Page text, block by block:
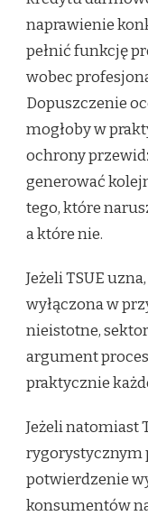
naprawienie
pełnić funkcję
wobec
Dopuszczenie
mogłoby w
ochrony
generować
tego, które
a które nie.
Jeżeli TSUE
wyłączona w
nieistotne,
argument
praktycznie
Jeżeli natomiast
rygorystycznym
potwierdzenie
konsumentów